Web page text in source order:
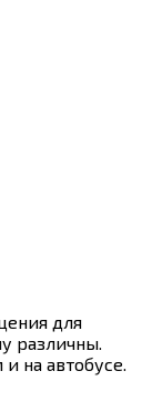
для
различны.
на автобусе.